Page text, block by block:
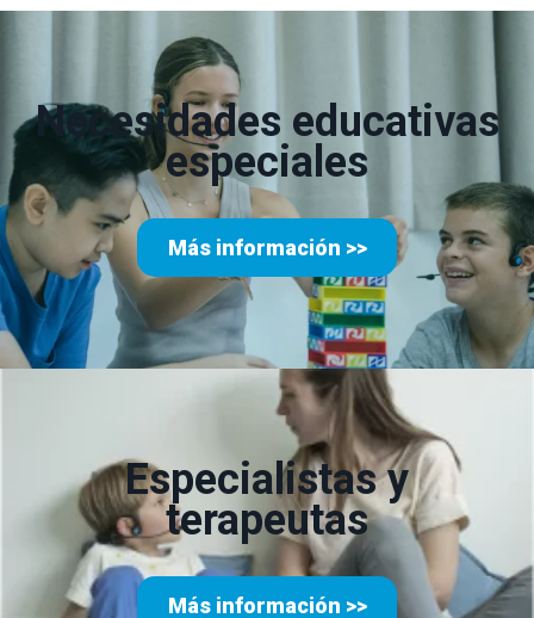
Necesidades educativas
especiales
Más información >>
Especialistas y
terapeutas
Más información >>